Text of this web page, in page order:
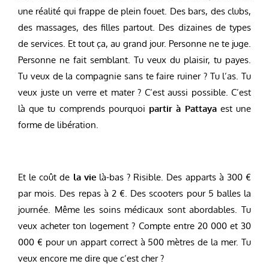
une réalité qui frappe de plein fouet. Des bars, des clubs,
des massages, des filles partout. Des dizaines de types
de services. Et tout ça, au grand jour. Personne ne te juge.
Personne ne fait semblant. Tu veux du plaisir, tu payes.
Tu veux de la compagnie sans te faire ruiner ? Tu l’as. Tu
veux juste un verre et mater ? C’est aussi possible. C’est
là que tu comprends pourquoi partir à Pattayaest une
forme de libération.
Et le coût de la vielà-bas ? Risible. Des apparts à 300 €
par mois. Des repas à 2 €. Des scooters pour 5 balles la
journée. Même les soins médicaux sont abordables. Tu
veux acheter ton logement ? Compte entre 20 000 et 30
000 € pour un appart correct à 500 mètres de la mer. Tu
veux encore me dire que c’est cher ?